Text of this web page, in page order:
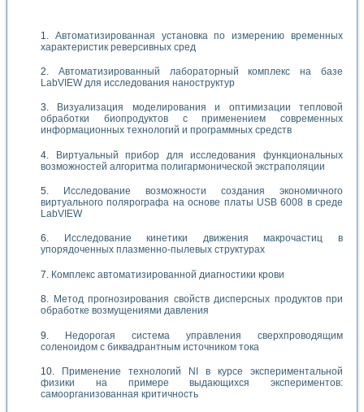
Автоматизированная установка по измерению временных
характеристик реверсивных сред
Автоматизированный лабораторный комплекс на базе
LabVIEW для исследования наноструктур
Визуализация моделирования и оптимизации тепловой
обработки биопродуктов с применением современных
информационных технологий и программных средств
Виртуальный прибор для исследования функциональных
возможностей алгоритма полигармонической экстраполяции
Исследование возможности создания экономичного
виртуального полярографа на основе платы USB 6008 в среде
LabVIEW
Исследование кинетики движения макрочастиц в
упорядоченных плазменно-пылевых структурах
Комплекс автоматизированной диагностики крови
Метод прогнозирования свойств дисперсных продуктов при
обработке возмущениями давления
Недорогая система управления сверхпроводящим
соленоидом с биквадрантным источником тока
Применение технологий NI в курсе экспериментальной
физики на примере выдающихся экспериментов:
самоорганизованная критичность